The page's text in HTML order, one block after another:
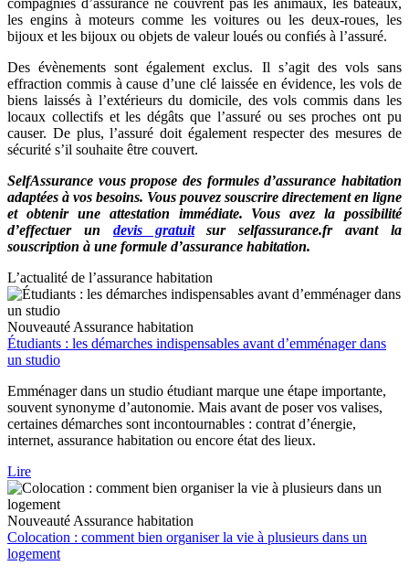
compagnies d’assurance ne couvrent pas les animaux, les bateaux,
les engins à moteurs comme les voitures ou les deux-roues, les
bijoux et les bijoux ou objets de valeur loués ou confiés à l’assuré.
Des évènements sont également exclus. Il s’agit des vols sans
effraction commis à cause d’une clé laissée en évidence, les vols de
biens laissés à l’extérieurs du domicile, des vols commis dans les
locaux collectifs et les dégâts que l’assuré ou ses proches ont pu
causer. De plus, l’assuré doit également respecter des mesures de
sécurité s’il souhaite être couvert.
SelfAssurance vous propose des formules d’assurance habitation
adaptées à vos besoins. Vous pouvez souscrire directement en ligne
et obtenir une attestation immédiate. Vous avez la possibilité
d’effectuer un devis gratuit
sur selfassurance.fr avant la
souscription à une formule d’assurance habitation.
L’actualité de l’assurance habitation
Nouveauté Assurance habitation
Étudiants : les démarches indispensables avant d’emménager dans
un studio
Emménager dans un studio étudiant marque une étape importante,
souvent synonyme d’autonomie. Mais avant de poser vos valises,
certaines démarches sont incontournables : contrat d’énergie,
internet, assurance habitation ou encore état des lieux.
Lire
Nouveauté Assurance habitation
Colocation : comment bien organiser la vie à plusieurs dans un
logement